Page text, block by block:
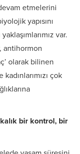
etmelerini
yapısını
var.
antihormon
olarak bilinen
çok
bir kontrol, bir